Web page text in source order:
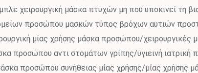
χειρουργική μάσκα πτυχών μη που υποκινεί τη
προσώπου μασκών τύπος βρόχων αυτιών
μίας χρήσης μάσκα προσώπου/
προσώπου αντι στομάτων γρίπης/υγιεινή ιατρική
προσώπου συνήθειας μίας χρήσης/μίας χρήσης